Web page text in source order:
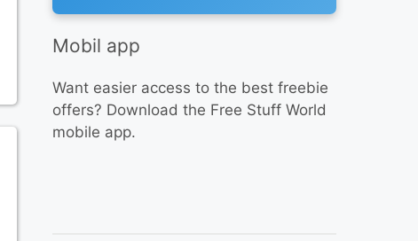
Mobil app
Want easier access to the best freebie
offers? Download the Free Stuff World
mobile app.